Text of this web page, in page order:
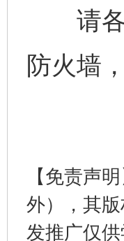
请各
防火墙
【免责声
外），其
发推广仅
东山县通报“牛蛙